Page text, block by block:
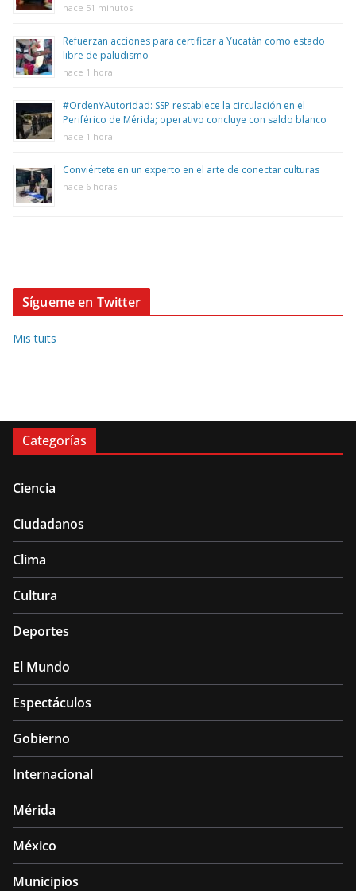
hace 51 minutos
Refuerzan acciones para certificar a Yucatán como estado
libre de paludismo
hace 1 hora
#OrdenYAutoridad: SSP restablece la circulación en el
Periférico de Mérida; operativo concluye con saldo blanco
hace 1 hora
Conviértete en un experto en el arte de conectar culturas
hace 6 horas
Sígueme en Twitter
Mis tuits
Categorías
Ciencia
Ciudadanos
Clima
Cultura
Deportes
El Mundo
Espectáculos
Gobierno
Internacional
Mérida
México
Municipios